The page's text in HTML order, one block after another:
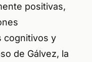
positivas,
cognitivos y
de Gálvez, la